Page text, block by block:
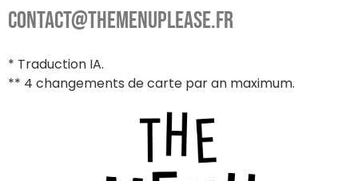
CONTACT@THEMENUPLEASE.FR
* Traduction IA.
** 4 changements de carte par an maximum.